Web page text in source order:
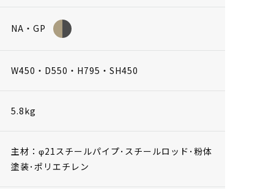
NA・GP
W450・D550・H795・SH450
5.8kg
主材：φ21スチールパイプ･スチールロッド･粉体
塗装･ポリエチレン